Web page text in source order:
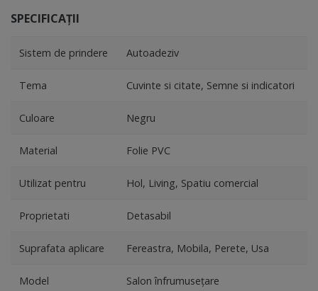
SPECIFICAȚII
Sistem de prindere Autoadeziv
Tema Cuvinte si citate, Semne si indicatori
Culoare Negru
Material Folie PVC
Utilizat pentru Hol, Living, Spatiu comercial
Proprietati Detasabil
Suprafata aplicare Fereastra, Mobila, Perete, Usa
Model Salon înfrumuseţare